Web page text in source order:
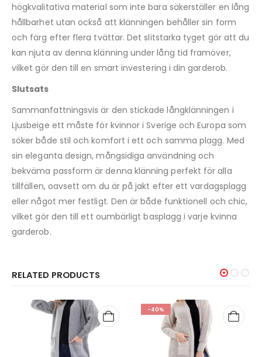
högkvalitativa material som inte bara säkerställer en lång
hållbarhet utan också att klänningen behåller sin form
och färg efter flera tvättar. Det slitstarka tyget gör att du
kan njuta av denna klänning under lång tid framöver,
vilket gör den till en smart investering i din garderob.
Slutsats
Sammanfattningsvis är den stickade långklänningen i
Ljusbeige ett måste för kvinnor i Sverige och Europa som
söker både stil och komfort i ett och samma plagg. Med
sin eleganta design, mångsidiga användning och
bekväma passform är denna klänning perfekt för alla
tillfällen, oavsett om du är på jakt efter ett vardagsplagg
eller något mer festligt. Den är både funktionell och chic,
vilket gör den till ett oumbärligt basplagg i varje kvinna
garderob.
RELATED PRODUCTS
-40%